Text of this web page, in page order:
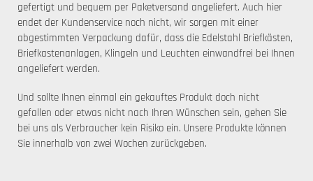
gefertigt und bequem per Paketversand angeliefert. Auch hier
endet der Kundenservice noch nicht, wir sorgen mit einer
abgestimmten Verpackung dafür, dass die Edelstahl Briefkästen,
Briefkastenanlagen, Klingeln und Leuchten einwandfrei bei Ihnen
angeliefert werden.
Und sollte Ihnen einmal ein gekauftes Produkt doch nicht
gefallen oder etwas nicht nach Ihren Wünschen sein, gehen Sie
bei uns als Verbraucher kein Risiko ein. Unsere Produkte können
Sie innerhalb von zwei Wochen zurückgeben.